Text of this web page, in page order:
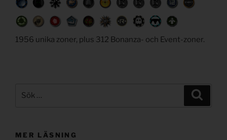
1956 unika zoner, plus 312 Bonanza- och Event-zoner.
MER LÄSNING